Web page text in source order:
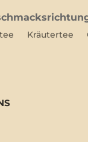
Kräutertee